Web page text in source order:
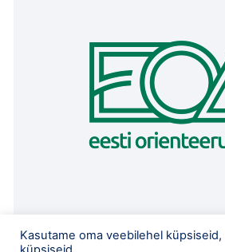
Kasutame oma veebilehel